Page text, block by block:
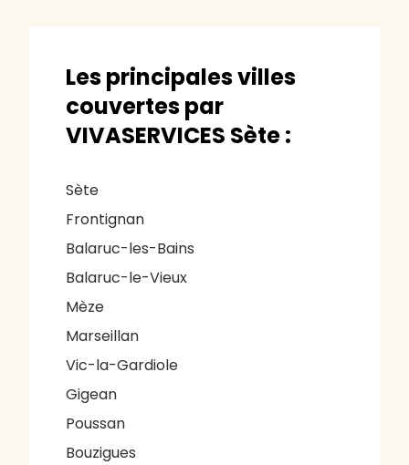
Les principales villes
couvertes par
VIVASERVICES Sète :
Sète
Frontignan
Balaruc-les-Bains
Balaruc-le-Vieux
Mèze
Marseillan
Vic-la-Gardiole
Gigean
Poussan
Bouzigues